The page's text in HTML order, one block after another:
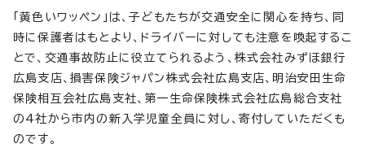
「黄色いワッペン」は、子どもたちが交通安全に関心を持ち、同
時に保護者はもとより、ドライバーに対しても注意を喚起するこ
とで、交通事故防止に役立てられるよう、株式会社みずほ銀行
広島支店、損害保険ジャパン株式会社広島支店、明治安田生命
保険相互会社広島支社、第一生命保険株式会社広島総合支社
の4社から市内の新入学児童全員に対し、寄付していただくも
のです。